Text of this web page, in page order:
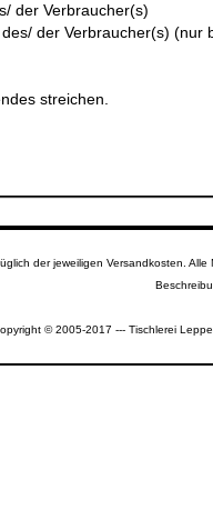
der Verbraucher(s)
der Verbraucher(s) (nur
streichen.
der jeweiligen Versandkosten.
© 2005-2017 --- Tischlerei